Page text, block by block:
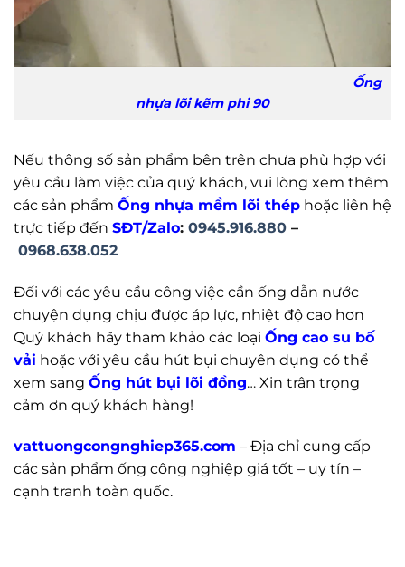
Ống
nhựa lõi kẽm phi 90
Nếu thông số sản phẩm bên trên chưa phù hợp với
yêu cầu làm việc của quý khách, vui lòng xem thêm
các sản phẩm Ống nhựa mềm lõi thép hoặc liên hệ
trực tiếp đến SĐT/Zalo: 0945.916.880 –
0968.638.052
Đối với các yêu cầu công việc cần ống dẫn nước
chuyện dụng chịu được áp lực, nhiệt độ cao hơn
Quý khách hãy tham khảo các loại Ống cao su bố
vải hoặc với yêu cầu hút bụi chuyên dụng có thể
xem sang Ống hút bụi lõi đồng… Xin trân trọng
cảm ơn quý khách hàng!
vattuongcongnghiep365.com – Địa chỉ cung cấp
các sản phẩm ống công nghiệp giá tốt – uy tín –
cạnh tranh toàn quốc.